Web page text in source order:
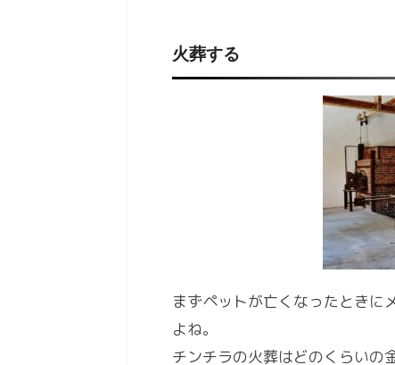
火葬する
まずペットが亡くなったときに
よね。
チンチラの火葬はどのくらいの